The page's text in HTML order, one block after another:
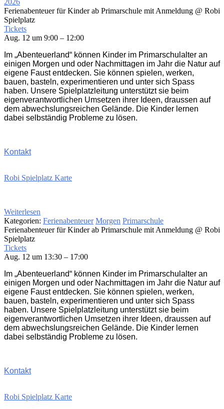
Ferienabenteuer für Kinder ab Primarschule mit Anmeldung @ Robi
Spielplatz
Tickets
Aug. 12 um 9:00 – 12:00
Im „Abenteuerland“ können Kinder im Primarschulalter an
einigen Morgen und oder Nachmittagen im Jahr die Natur auf
eigene Faust entdecken. Sie können spielen, werken,
bauen, basteln, experimentieren und unter sich Spass
haben. Unsere Spielplatzleitung unterstützt sie beim
eigenverantwortlichen Umsetzen ihrer Ideen, draussen auf
dem abwechslungsreichen Gelände. Die Kinder lernen
dabei selbständig Probleme zu lösen.
Kontakt
Robi Spielplatz Karte
Weiterlesen
Kategorien: Ferienabenteuer Morgen Primarschule
Ferienabenteuer für Kinder ab Primarschule mit Anmeldung @ Robi
Spielplatz
Tickets
Aug. 12 um 13:30 – 17:00
Im „Abenteuerland“ können Kinder im Primarschulalter an
einigen Morgen und oder Nachmittagen im Jahr die Natur auf
eigene Faust entdecken. Sie können spielen, werken,
bauen, basteln, experimentieren und unter sich Spass
haben. Unsere Spielplatzleitung unterstützt sie beim
eigenverantwortlichen Umsetzen ihrer Ideen, draussen auf
dem abwechslungsreichen Gelände. Die Kinder lernen
dabei selbständig Probleme zu lösen.
Kontakt
Robi Spielplatz Karte